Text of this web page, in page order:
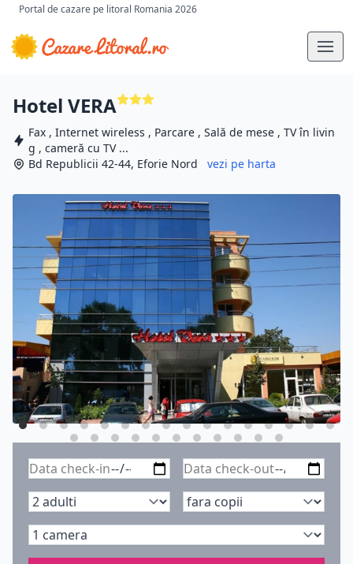
Portal de cazare pe litoral Romania 2026
Hotel VERA
Fax , Internet wireless , Parcare , Sală de mese , TV în livin
g , cameră cu TV ...
Bd Republicii 42-44, Eforie Nord
vezi pe harta